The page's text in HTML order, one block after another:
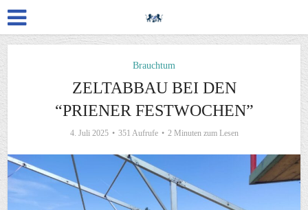
Brauchtum
ZELTABBAU BEI DEN
“PRIENER FESTWOCHEN”
4. Juli 2025 351 Aufrufe 2 Minuten zum Lesen